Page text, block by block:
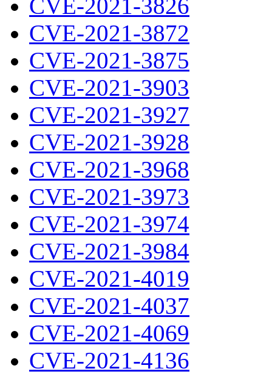
CVE-2021-3826
CVE-2021-3872
CVE-2021-3875
CVE-2021-3903
CVE-2021-3927
CVE-2021-3928
CVE-2021-3968
CVE-2021-3973
CVE-2021-3974
CVE-2021-3984
CVE-2021-4019
CVE-2021-4037
CVE-2021-4069
CVE-2021-4136